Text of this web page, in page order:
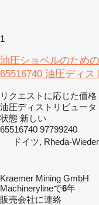
1
油圧ショベルのため
65516740 油圧ディス
リクエストに応じた価格
油圧ディストリビュータ
状態 新しい
65516740 97799240
ドイツ, Rheda-
Kraemer Mining GmbH
Machinerylineで6年
販売会社に連絡